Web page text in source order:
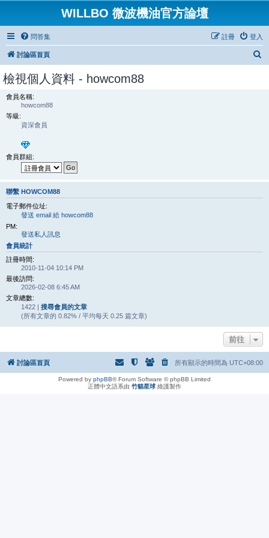
WILLBO 微波機油官方論壇
問答集 登入
註冊
討論區首頁
檢視個人資料 - howcom88
會員名稱:
howcom88
等級:
資深會員
會員群組:
聯繫 HOWCOM88
電子郵件位址:
發送 email 給 howcom88
PM:
發送私人訊息
會員統計
註冊時間:
2010-11-04 10:14 PM
最後訪問:
2026-02-08 6:45 AM
文章總數:
1422 | 搜尋會員的文章
(所有文章的 0.82% / 平均每天 0.25 篇文章)
前往
討論區首頁 所有顯示的時間為 UTC+08:00
Powered by phpBB® Forum Software © phpBB Limited
正體中文語系由 竹貓星球 維護製作